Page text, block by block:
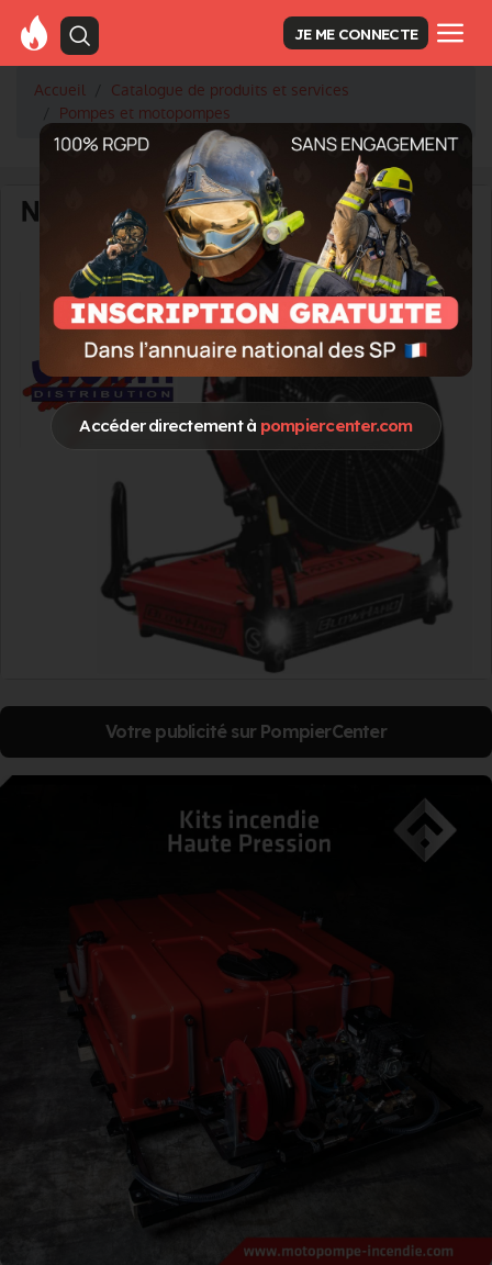
Accéder directement à pompiercenter.com
JE ME CONNECTE
Accueil
Catalogue de produits et services
Pompes et motopompes
Votre publicité sur PompierCenter